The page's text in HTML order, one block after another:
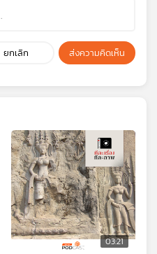
ยกเลิก ส่งความคิดเห็น
03:21